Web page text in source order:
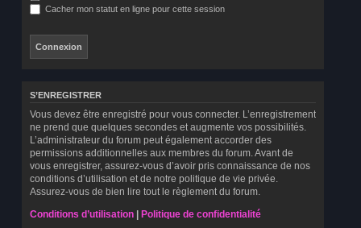
Cacher mon statut en ligne pour cette session
S’ENREGISTRER
Vous devez être enregistré pour vous connecter. L’enregistrement
ne prend que quelques secondes et augmente vos possibilités.
L’administrateur du forum peut également accorder des
permissions additionnelles aux membres du forum. Avant de
vous enregistrer, assurez-vous d’avoir pris connaissance de nos
conditions d’utilisation et de notre politique de vie privée.
Assurez-vous de bien lire tout le règlement du forum.
Conditions d’utilisation | Politique de confidentialité